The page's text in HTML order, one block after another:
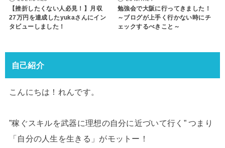
【挫折したくない人必見！】月収
27万円を達成したyukaさんにイン
タビューしました！
勉強会で大阪に行ってきました！
～ブログが上手く行かない時にチ
ェックするべきこと～
自己紹介
こんにちは！れんです。
”稼ぐスキルを武器に理想の自分に近づいて行く” つまり
「自分の人生を生きる」がモットー！